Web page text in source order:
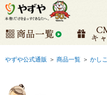
やずや公式通販 ＞ 商品一覧 ＞ かし